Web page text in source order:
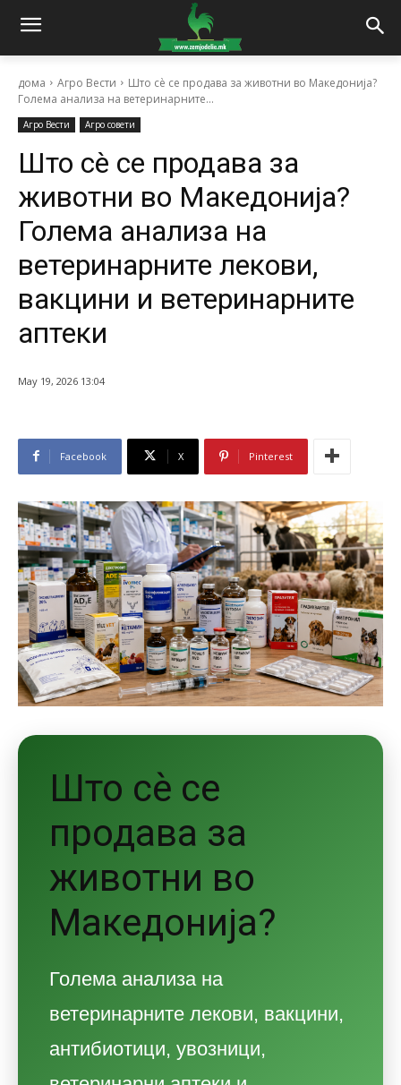
дома Агро Вести
Што сè се продава за животни во Македонија?
Голема анализа на ветеринарните...
Агро Вести Агро совети
Што сè се продава за
животни во Македонија?
Голема анализа на
ветеринарните лекови,
вакцини и ветеринарните
аптеки
May 19, 2026 13:04
Facebook X Pinterest
Што сè се
продава за
животни во
Македонија?
Голема анализа на
ветеринарните лекови, вакцини,
антибиотици, увозници,